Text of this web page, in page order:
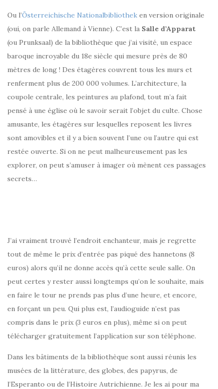
Ou l’Österreichische Nationalbibliothek en version originale
(oui, on parle Allemand à Vienne). C’est la Salle d’Apparat
(ou Prunksaal) de la bibliothèque que j’ai visité, un espace
baroque incroyable du 18e siècle qui mesure près de 80
mètres de long ! Des étagères couvrent tous les murs et
renferment plus de 200 000 volumes. L’architecture, la
coupole centrale, les peintures au plafond, tout m’a fait
pensé à une église où le savoir serait l’objet du culte. Chose
amusante, les étagères sur lesquelles reposent les livres
sont amovibles et il y a bien souvent l’une ou l’autre qui est
restée ouverte. Si on ne peut malheureusement pas les
explorer, on peut s’amuser à imager où mènent ces passages
secrets…
J’ai vraiment trouvé l’endroit enchanteur, mais je regrette
tout de même le prix d’entrée pas piqué des hannetons (8
euros) alors qu’il ne donne accès qu’à cette seule salle. On
peut certes y rester aussi longtemps qu’on le souhaite, mais
en faire le tour ne prends pas plus d’une heure, et encore,
en forçant un peu. Qui plus est, l’audioguide n’est pas
compris dans le prix (3 euros en plus), même si on peut
télécharger gratuitement l’application sur son téléphone.
Dans les bâtiments de la bibliothèque sont aussi réunis les
musées de la littérature, des globes, des papyrus, de
l’Esperanto ou de l’Histoire Autrichienne. Je les ai pour ma